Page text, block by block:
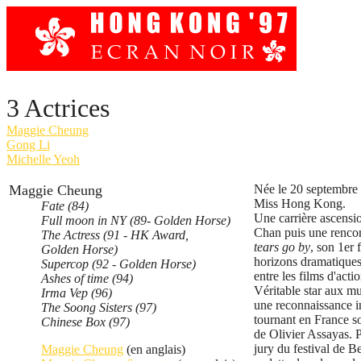
3 Actrices
Maggie Cheung
Gong Li
Michelle Yeoh
Maggie Cheung
Fate (84)
Full moon in NY (89- Golden Horse)
The Actress (91 - HK Award,
Golden Horse)
Supercop (92 - Golden Horse)
Ashes of time (94)
Irma Vep (96)
The Soong Sisters (97)
Chinese Box (97)
Maggie Cheung (en anglais)
Née le 20
Miss Hong Kong.
Une carrière
Chan puis une
tears go by, son 1er
horizons
entre les films
Véritable star aux
une reconnaissance
tournant en France
de Olivier Assayas.
jury du festival de